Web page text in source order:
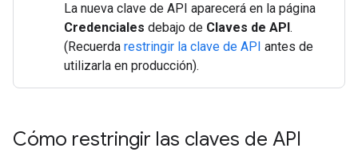
La nueva clave de API aparecerá en la página
Credenciales debajo de Claves de API.
(Recuerda restringir la clave de API antes de
utilizarla en producción).
Cómo restringir las claves de API